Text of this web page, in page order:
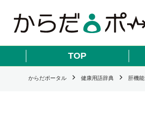
TOP
からだポータル 健康用語辞典 肝機能